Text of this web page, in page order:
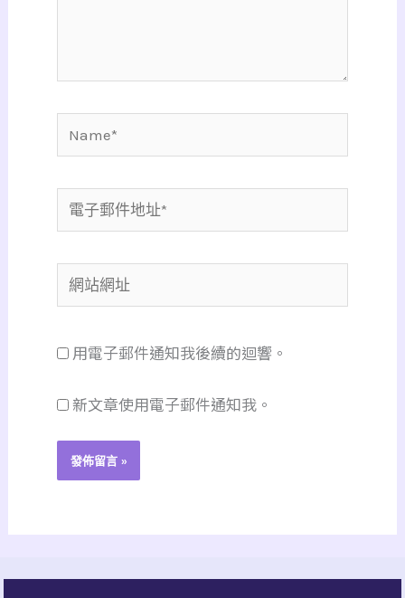
Name*
電
子
郵
件
地
址
網
站
址 用電子郵件通知我後續的迴響。
新文章使用電子郵件通知我。